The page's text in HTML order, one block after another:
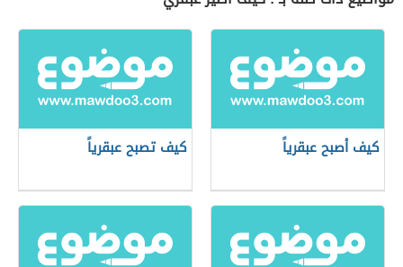
كيف أصبح عبقرياً كيف تصبح عبقرياً